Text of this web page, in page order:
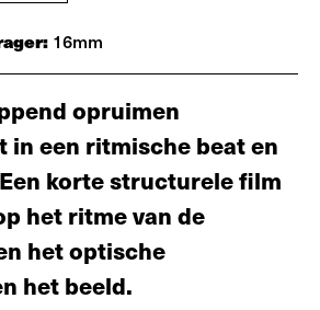
16mm
opruimen
een ritmische beat en
korte structurele film
het ritme van de
het optische
het beeld.